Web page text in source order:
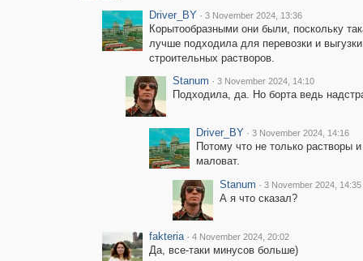
Driver_BY · 3 November 2024, 13:36
Корытообразными они были, поскольку
лучше подходила для перевозки и выгузки
строительных растворов.
Stanum · 3 November 2024, 14:10
Подходила, да. Но борта ведь
Driver_BY · 3 November 2024, 14:16
Потому что не только растворы
маловат.
Stanum · 3 November 2024, 14:35
А я что сказал?
fakteria · 4 November 2024, 20:02
Да, все-таки минусов больше)